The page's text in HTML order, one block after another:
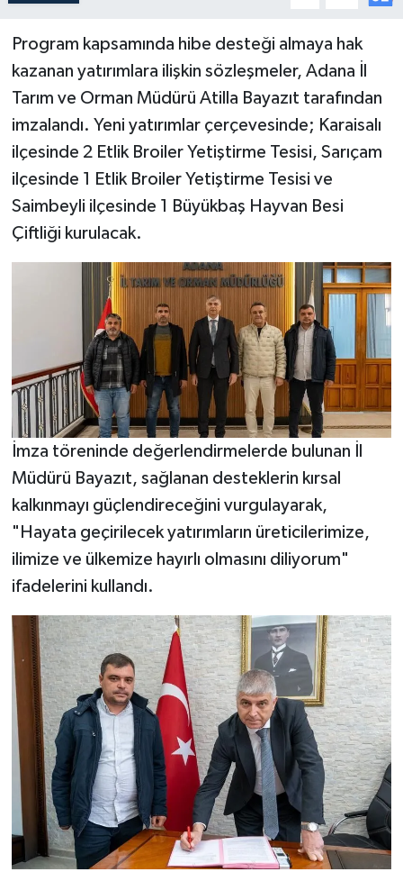
Program kapsamında hibe desteği almaya hak
kazanan yatırımlara ilişkin sözleşmeler, Adana İl
Tarım ve Orman Müdürü Atilla Bayazıt tarafından
imzalandı. Yeni yatırımlar çerçevesinde; Karaisalı
ilçesinde 2 Etlik Broiler Yetiştirme Tesisi, Sarıçam
ilçesinde 1 Etlik Broiler Yetiştirme Tesisi ve
Saimbeyli ilçesinde 1 Büyükbaş Hayvan Besi
Çiftliği kurulacak.
İmza töreninde değerlendirmelerde bulunan İl
Müdürü Bayazıt, sağlanan desteklerin kırsal
kalkınmayı güçlendireceğini vurgulayarak,
"Hayata geçirilecek yatırımların üreticilerimize,
ilimize ve ülkemize hayırlı olmasını diliyorum"
ifadelerini kullandı.